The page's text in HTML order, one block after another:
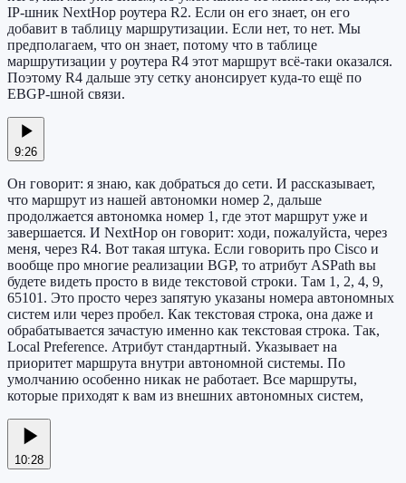
IP-шник NextHop роутера R2. Если он его знает, он его
добавит в таблицу маршрутизации. Если нет, то нет. Мы
предполагаем, что он знает, потому что в таблице
маршрутизации у роутера R4 этот маршрут всё-таки оказался.
Поэтому R4 дальше эту сетку анонсирует куда-то ещё по
EBGP-шной связи.
9:26
Он говорит: я знаю, как добраться до сети. И рассказывает,
что маршрут из нашей автономки номер 2, дальше
продолжается автономка номер 1, где этот маршрут уже и
завершается. И NextHop он говорит: ходи, пожалуйста, через
меня, через R4. Вот такая штука. Если говорить про Cisco и
вообще про многие реализации BGP, то атрибут ASPath вы
будете видеть просто в виде текстовой строки. Там 1, 2, 4, 9,
65101. Это просто через запятую указаны номера автономных
систем или через пробел. Как текстовая строка, она даже и
обрабатывается зачастую именно как текстовая строка. Так,
Local Preference. Атрибут стандартный. Указывает на
приоритет маршрута внутри автономной системы. По
умолчанию особенно никак не работает. Все маршруты,
которые приходят к вам из внешних автономных систем,
10:28